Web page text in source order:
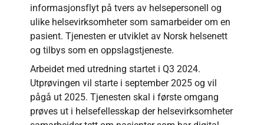
informasjonsflyt på tvers av helsepersonell og
ulike helsevirksomheter som samarbeider om en
pasient. Tjenesten er utviklet av Norsk helsenett
og tilbys som en oppslagstjeneste.
Arbeidet med utredning startet i Q3 2024.
Utprøvingen vil starte i september 2025 og vil
pågå ut 2025. Tjenesten skal i første omgang
prøves ut i helsefellesskap der helsevirksomheter